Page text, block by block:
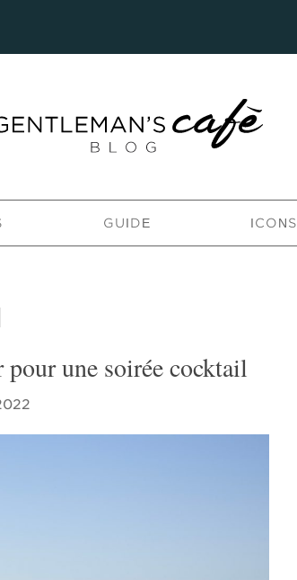
GUIDE ICONS
une soirée cocktail